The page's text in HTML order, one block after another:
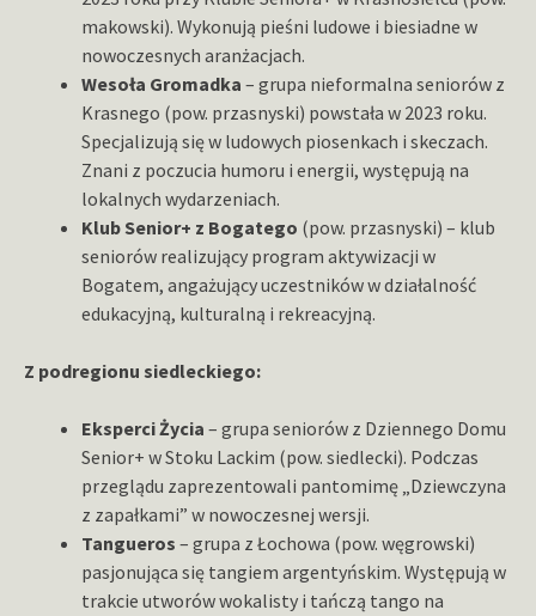
makowski). Wykonują pieśni ludowe i biesiadne w
nowoczesnych aranżacjach.
Wesoła Gromadka – grupa nieformalna seniorów z
Krasnego (pow. przasnyski) powstała w 2023 roku.
Specjalizują się w ludowych piosenkach i skeczach.
Znani z poczucia humoru i energii, występują na
lokalnych wydarzeniach.
Klub Senior+ z Bogatego (pow. przasnyski) – klub
seniorów realizujący program aktywizacji w
Bogatem, angażujący uczestników w działalność
edukacyjną, kulturalną i rekreacyjną.
Z podregionu siedleckiego:
Eksperci Życia – grupa seniorów z Dziennego Domu
Senior+ w Stoku Lackim (pow. siedlecki). Podczas
przeglądu zaprezentowali pantomimę „Dziewczyna
z zapałkami” w nowoczesnej wersji.
Tangueros – grupa z Łochowa (pow. węgrowski)
pasjonująca się tangiem argentyńskim. Występują w
trakcie utworów wokalisty i tańczą tango na